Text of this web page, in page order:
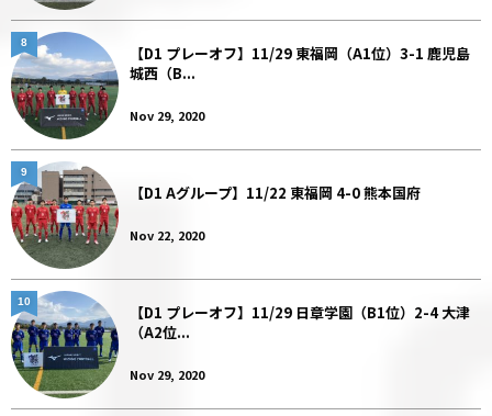
【D1 プレーオフ】11/29 東福岡（A1位）3-1 鹿児島
城西（B...
Nov 29, 2020
8
【D1 Aグループ】11/22 東福岡 4-0 熊本国府
Nov 22, 2020
9
【D1 プレーオフ】11/29 日章学園（B1位）2-4 大津
（A2位...
Nov 29, 2020
10